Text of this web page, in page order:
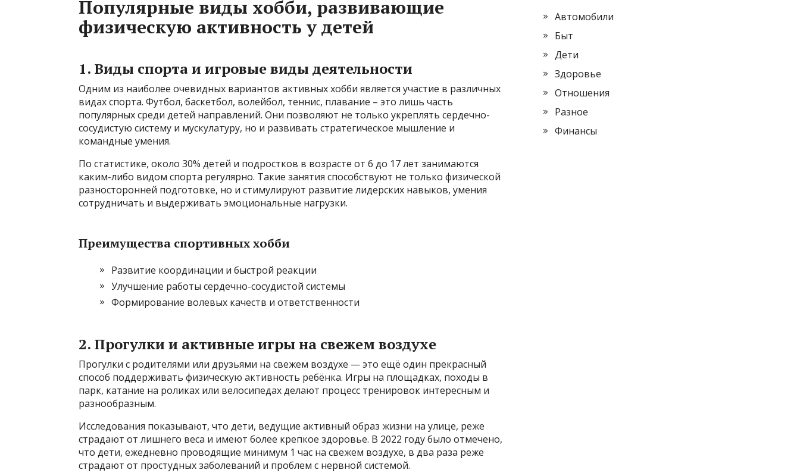
Популярные виды хобби, развивающие
физическую активность у детей
1. Виды спорта и игровые виды деятельности
Одним из наиболее очевидных вариантов активных хобби является участие в различных
видах спорта. Футбол, баскетбол, волейбол, теннис, плавание – это лишь часть
популярных среди детей направлений. Они позволяют не только укреплять сердечно-
сосудистую систему и мускулатуру, но и развивать стратегическое мышление и
командные умения.
По статистике, около 30% детей и подростков в возрасте от 6 до 17 лет занимаются
каким-либо видом спорта регулярно. Такие занятия способствуют не только физической
разносторонней подготовке, но и стимулируют развитие лидерских навыков, умения
сотрудничать и выдерживать эмоциональные нагрузки.
Преимущества спортивных хобби
Развитие координации и быстрой реакции
Улучшение работы сердечно-сосудистой системы
Формирование волевых качеств и ответственности
2. Прогулки и активные игры на свежем воздухе
Прогулки с родителями или друзьями на свежем воздухе — это ещё один прекрасный
способ поддерживать физическую активность ребёнка. Игры на площадках, походы в
парк, катание на роликах или велосипедах делают процесс тренировок интересным и
разнообразным.
Исследования показывают, что дети, ведущие активный образ жизни на улице, реже
страдают от лишнего веса и имеют более крепкое здоровье. В 2022 году было отмечено,
что дети, ежедневно проводящие минимум 1 час на свежем воздухе, в два раза реже
страдают от простудных заболеваний и проблем с нервной системой.
Автомобили
Быт
Дети
Здоровье
Отношения
Разное
Финансы